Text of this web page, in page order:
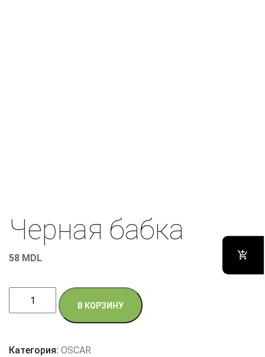
Черная бабка
58 MDL
Количество
товара
бабка
В КОРЗИНУ
Категория: OSCAR